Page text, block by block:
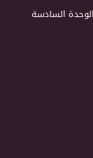
السادسة